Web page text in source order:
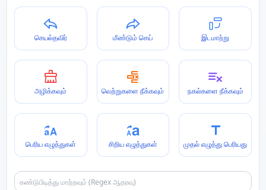
செயல்தவிர் மீண்டும் செய் இடமாற்று
அழிக்கவும் வெற்றுகளை நீக்கவும் நகல்களை நீக்கவும்
பெரிய எழுத்துகள் சிறிய எழுத்துகள் முதல் எழுத்து பெரியது